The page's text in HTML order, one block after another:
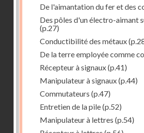
De l'aimantation du fer et des
Des pôles d'un électro-aimant
(p.27)
Conductibilité des métaux
De la terre employée comme
Récepteur à signaux(p.41)
Manipulateur à signaux(p.44)
Commutateurs (p.47)
Entretien de la pile(p.52)
Manipulateur à lettres (p.54)